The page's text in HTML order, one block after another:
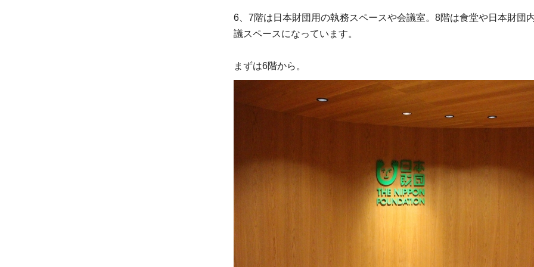
6、7階は日本財団用の執務スペースや会議室。8階は食堂や日本財団
議スペースになっています。
まずは6階から。